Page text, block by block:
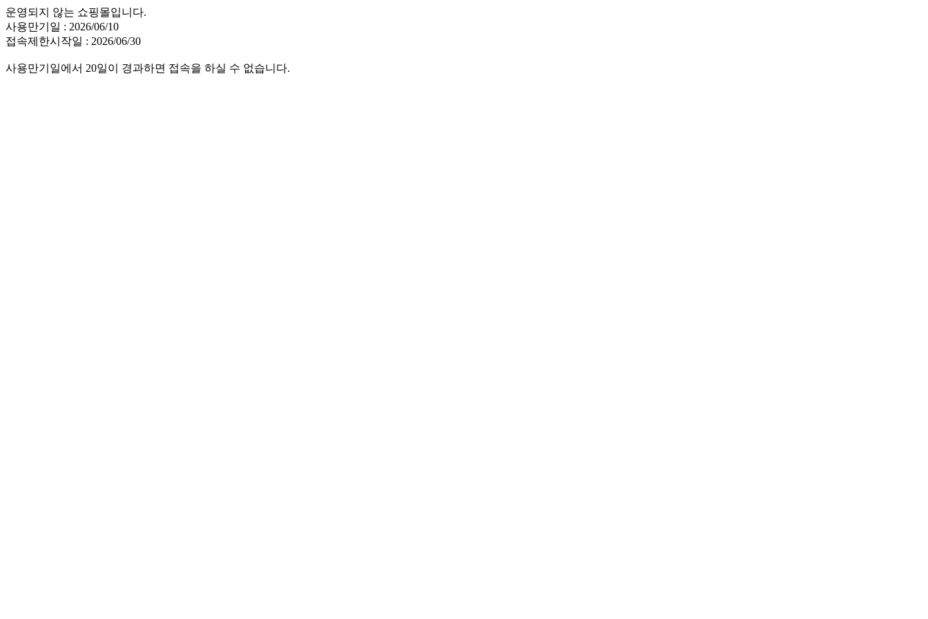
운영되지 않는 쇼핑몰입니다.
사용만기일 : 2026/06/10
접속제한시작일 : 2026/06/30
사용만기일에서 20일이 경과하면 접속을 하실 수 없습니다.